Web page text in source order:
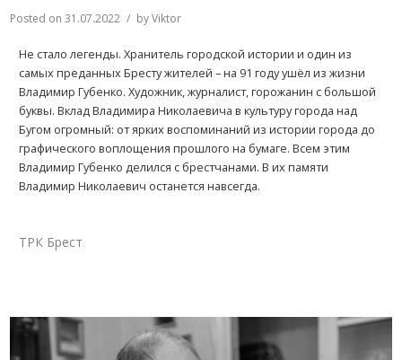
Posted on31.07.2022 byViktor
Не стало легенды. Хранитель городской истории и один из
самых преданных Бресту жителей – на 91 году ушёл из жизни
Владимир Губенко. Художник, журналист, горожанин с большой
буквы. Вклад Владимира Николаевича в культуру города над
Бугом огромный: от ярких воспоминаний из истории города до
графического воплощения прошлого на бумаге. Всем этим
Владимир Губенко делился с брестчанами. В их памяти
Владимир Николаевич останется навсегда.
ТРК Брест.